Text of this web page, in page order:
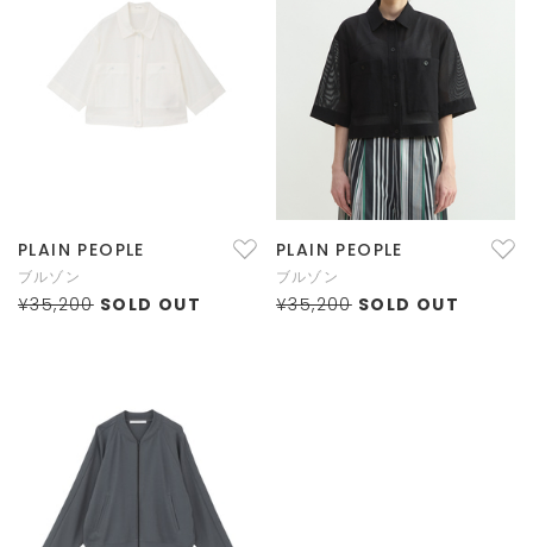
PLAIN PEOPLE
ブルゾン
¥35,200 SOLD OUT
PLAIN PEOPLE
ブルゾン
¥35,200 SOLD OUT